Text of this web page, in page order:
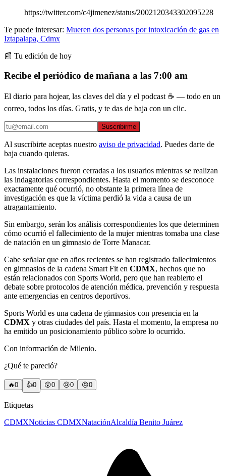
https://twitter.com/c4jimenez/status/2002120343302095228
Te puede interesar: Mueren dos personas por intoxicación de gas en
Iztapalapa, Cdmx
📰 Tu edición de hoy
Recibe el periódico de mañana a las 7:00 am
El diario para hojear, las claves del día y el podcast ☕ — todo en un
correo, todos los días. Gratis, y te das de baja con un clic.
Suscribirme
Al suscribirte aceptas nuestro aviso de privacidad. Puedes darte de
baja cuando quieras.
Las instalaciones fueron cerradas a los usuarios mientras se realizan
las indagatorias correspondientes. Hasta el momento se desconoce
exactamente qué ocurrió, no obstante la primera línea de
investigación es que la víctima perdió la vida a causa de un
atragantamiento.
Sin embargo, serán los análisis correspondientes los que determinen
cómo ocurrió el fallecimiento de la mujer mientras tomaba una clase
de natación en un gimnasio de Torre Manacar.
Cabe señalar que en años recientes se han registrado fallecimientos
en gimnasios de la cadena Smart Fit en CDMX, hechos que no
están relacionados con Sports World, pero que han reabierto el
debate sobre protocolos de atención médica, prevención y respuesta
ante emergencias en centros deportivos.
Sports World es una cadena de gimnasios con presencia en la
CDMX y otras ciudades del país. Hasta el momento, la empresa no
ha emitido un posicionamiento público sobre lo ocurrido.
Con información de Milenio.
¿Qué te pareció?
🔥0 👍0 😲0 😢0 😠0
Etiquetas
CDMXNoticias CDMXNataciónAlcaldía Benito Juárez